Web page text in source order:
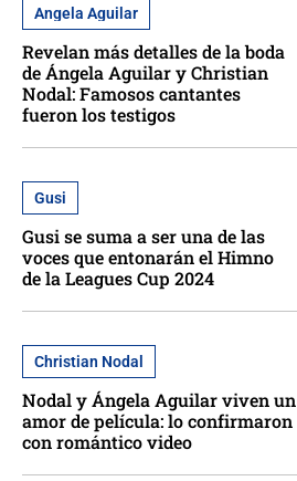
Angela Aguilar
Revelan más detalles de la boda
de Ángela Aguilar y Christian
Nodal: Famosos cantantes
fueron los testigos
Gusi
Gusi se suma a ser una de las
voces que entonarán el Himno
de la Leagues Cup 2024
Christian Nodal
Nodal y Ángela Aguilar viven un
amor de película: lo confirmaron
con romántico video